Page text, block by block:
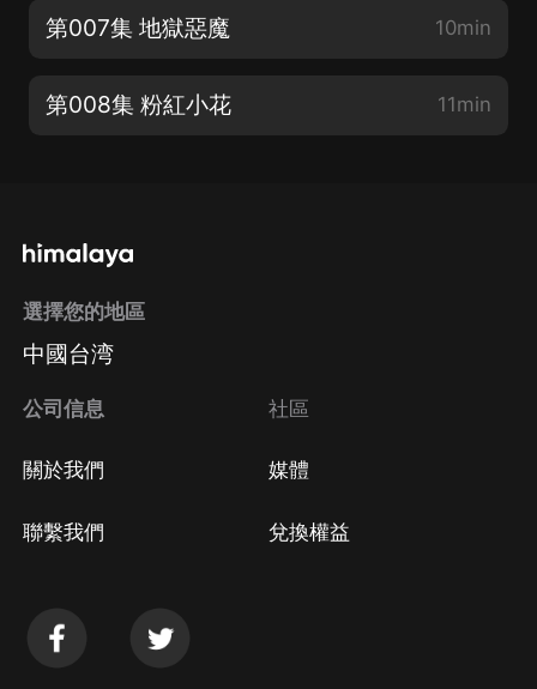
第007集 地獄惡魔 10min
第008集 粉紅小花 11min
選擇您的地區
中國台湾
公司信息
關於我們
聯繫我們
社區
媒體
兌換權益